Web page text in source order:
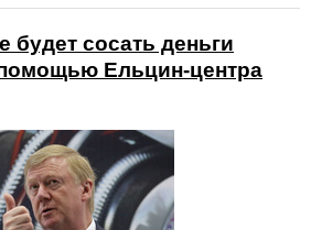
будет сосать деньги
Ельцин-центра